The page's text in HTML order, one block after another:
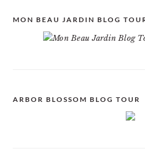
MON BEAU JARDIN BLOG
ARBOR BLOSSOM BLOG TOUR